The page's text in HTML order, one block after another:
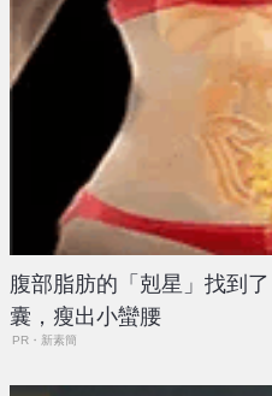
腹部脂肪的「剋星」找到
囊，瘦出小蠻腰
PR・新素簡